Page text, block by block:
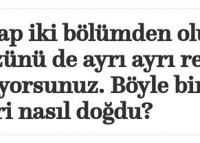
iki bölümden
de ayrı ayrı
Böyle
nasıl doğdu?